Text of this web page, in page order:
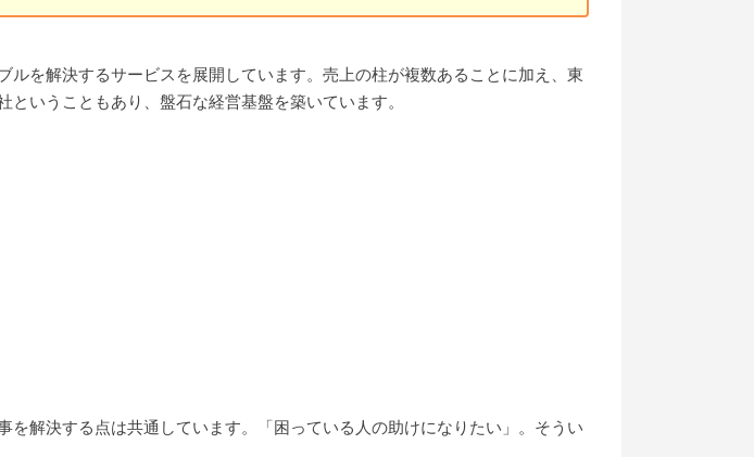
を解決するサービスを展開しています。売上の柱が複数あることに加え、東
いうこともあり、盤石な経営基盤を築いています。
解決する点は共通しています。「困っている人の助けになりたい」。そうい